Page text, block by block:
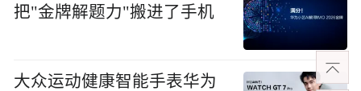
把"金牌解题力"搬进了手机
大众运动健康智能手表华为